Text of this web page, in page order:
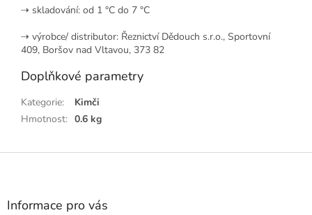
⇢ skladování: od 1 °C do 7 °C
⇢ výrobce/ distributor: Řeznictví Dědouch s.r.o., Sportovní
409, Boršov nad Vltavou, 373 82
Doplňkové parametry
Kategorie:
Kimči
Hmotnost: 0.6 kg
Z
Informace pro vás